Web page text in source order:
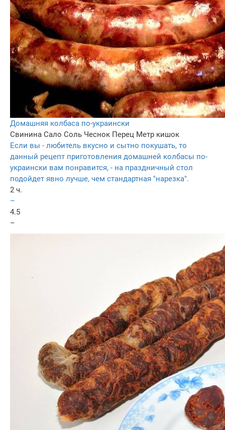
Домашняя колбаса по-украински
Свинина Сало Соль Чеснок Перец Метр кишок
Если вы - любитель вкусно и сытно покушать, то
данный рецепт приготовления домашней колбасы по-
украински вам понравится, - на праздничный стол
подойдет явно лучше, чем стандартная "нарезка".
2 ч.
–
4.5
–